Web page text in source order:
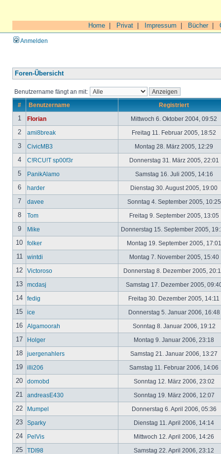
Home Privat Impressum Bücher|
Anmelden
Foren-Übersicht
Benutzername fängt an mit:
# Benutzername Registriert
1 Florian Mittwoch 6. Oktober 2004, 09:52
2 ami8break Freitag 11. Februar 2005, 18:52
3 CivicMB3 Montag 28. März 2005, 12:29
4 C!RCU!T sp00f3r Donnerstag 31. März 2005, 22:01
5 PanikAlamo Samstag 16. Juli 2005, 14:16
6 harder Dienstag 30. August 2005, 19:00
7 davee Sonntag 4. September 2005,
8 Tom Freitag 9. September 2005, 13:05
9 Mike Donnerstag 15. September 2005,
10 folker Montag 19. September 2005,
11 wintdi Montag 7. November 2005, 15:40
12 Victoroso Donnerstag 8. Dezember 2005,
13 mcdasj Samstag 17. Dezember 2005,
14 fedig Freitag 30. Dezember 2005, 14:11
15 ice Donnerstag 5. Januar 2006, 16:48
16 Algamoorah Sonntag 8. Januar 2006, 19:12
17 Holger Montag 9. Januar 2006, 23:18
18 juergenahlers Samstag 21. Januar 2006, 13:27
19 illi206 Samstag 11. Februar 2006, 14:06
20 domobd Sonntag 12. März 2006, 23:02
21 andreasE430 Sonntag 19. März 2006, 12:07
22 Mumpel Donnerstag 6. April 2006, 05:36
23 Sparky Dienstag 11. April 2006, 14:14
24 PelVis Mittwoch 12. April 2006, 14:26
25 TDI98 Samstag 22. April 2006, 23:12